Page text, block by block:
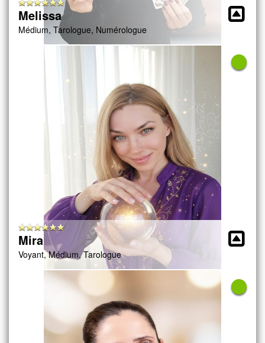
Melissa
Médium, Tarologue, Numérologue
Mira
Voyant, Médium, Tarologue